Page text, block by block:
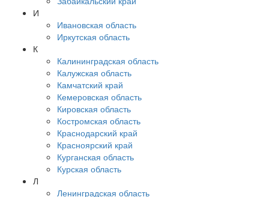
И
Ивановская область
Иркутская область
К
Калининградская область
Калужская область
Камчатский край
Кемеровская область
Кировская область
Костромская область
Краснодарский край
Красноярский край
Курганская область
Курская область
Л
Ленинградская область